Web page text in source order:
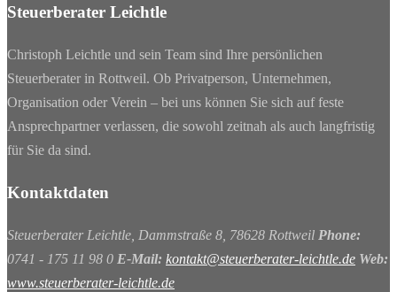
Steuerberater Leichtle
Christoph Leichtle und sein Team sind Ihre persönlichen
Steuerberater in Rottweil. Ob Privatperson, Unternehmen,
Organisation oder Verein – bei uns können Sie sich auf feste
Ansprechpartner verlassen, die sowohl zeitnah als auch langfristig
für Sie da sind.
Kontaktdaten
Steuerberater Leichtle, Dammstraße 8, 78628 Rottweil Phone:
0741 - 175 11 98 0 E-Mail: kontakt@steuerberater-leichtle.de Web:
www.steuerberater-leichtle.de